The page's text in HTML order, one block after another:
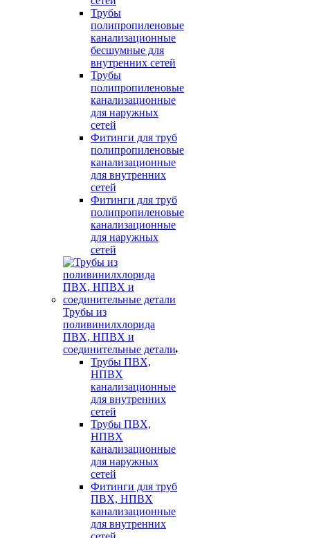
Трубы
полипропиленовые
канализационные
бесшумные для
внутренних сетей
Трубы
полипропиленовые
канализационные
для наружных
сетей
Фитинги для труб
полипропиленовые
канализационные
для внутренних
сетей
Фитинги для труб
полипропиленовые
канализационные
для наружных
сетей
Трубы из
поливинилхлорида
ПВХ, НПВХ и
соединительные детали
Трубы ПВХ,
НПВХ
канализационные
для внутренних
сетей
Трубы ПВХ,
НПВХ
канализационные
для наружных
сетей
Фитинги для труб
ПВХ, НПВХ
канализационные
для внутренних